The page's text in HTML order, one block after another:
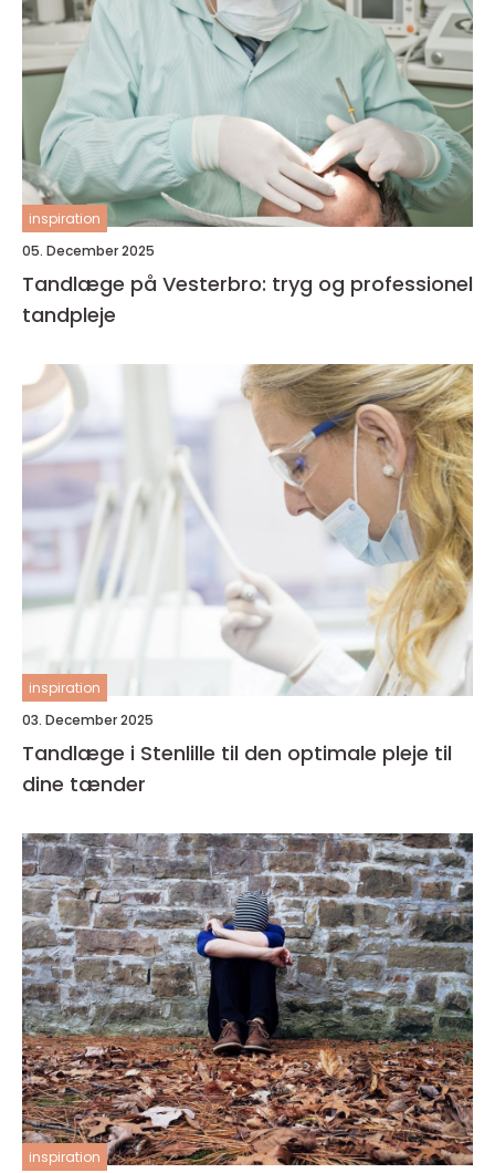
inspiration
05. December 2025
Tandlæge på Vesterbro: tryg og professionel
tandpleje
inspiration
03. December 2025
Tandlæge i Stenlille til den optimale pleje til
dine tænder
inspiration